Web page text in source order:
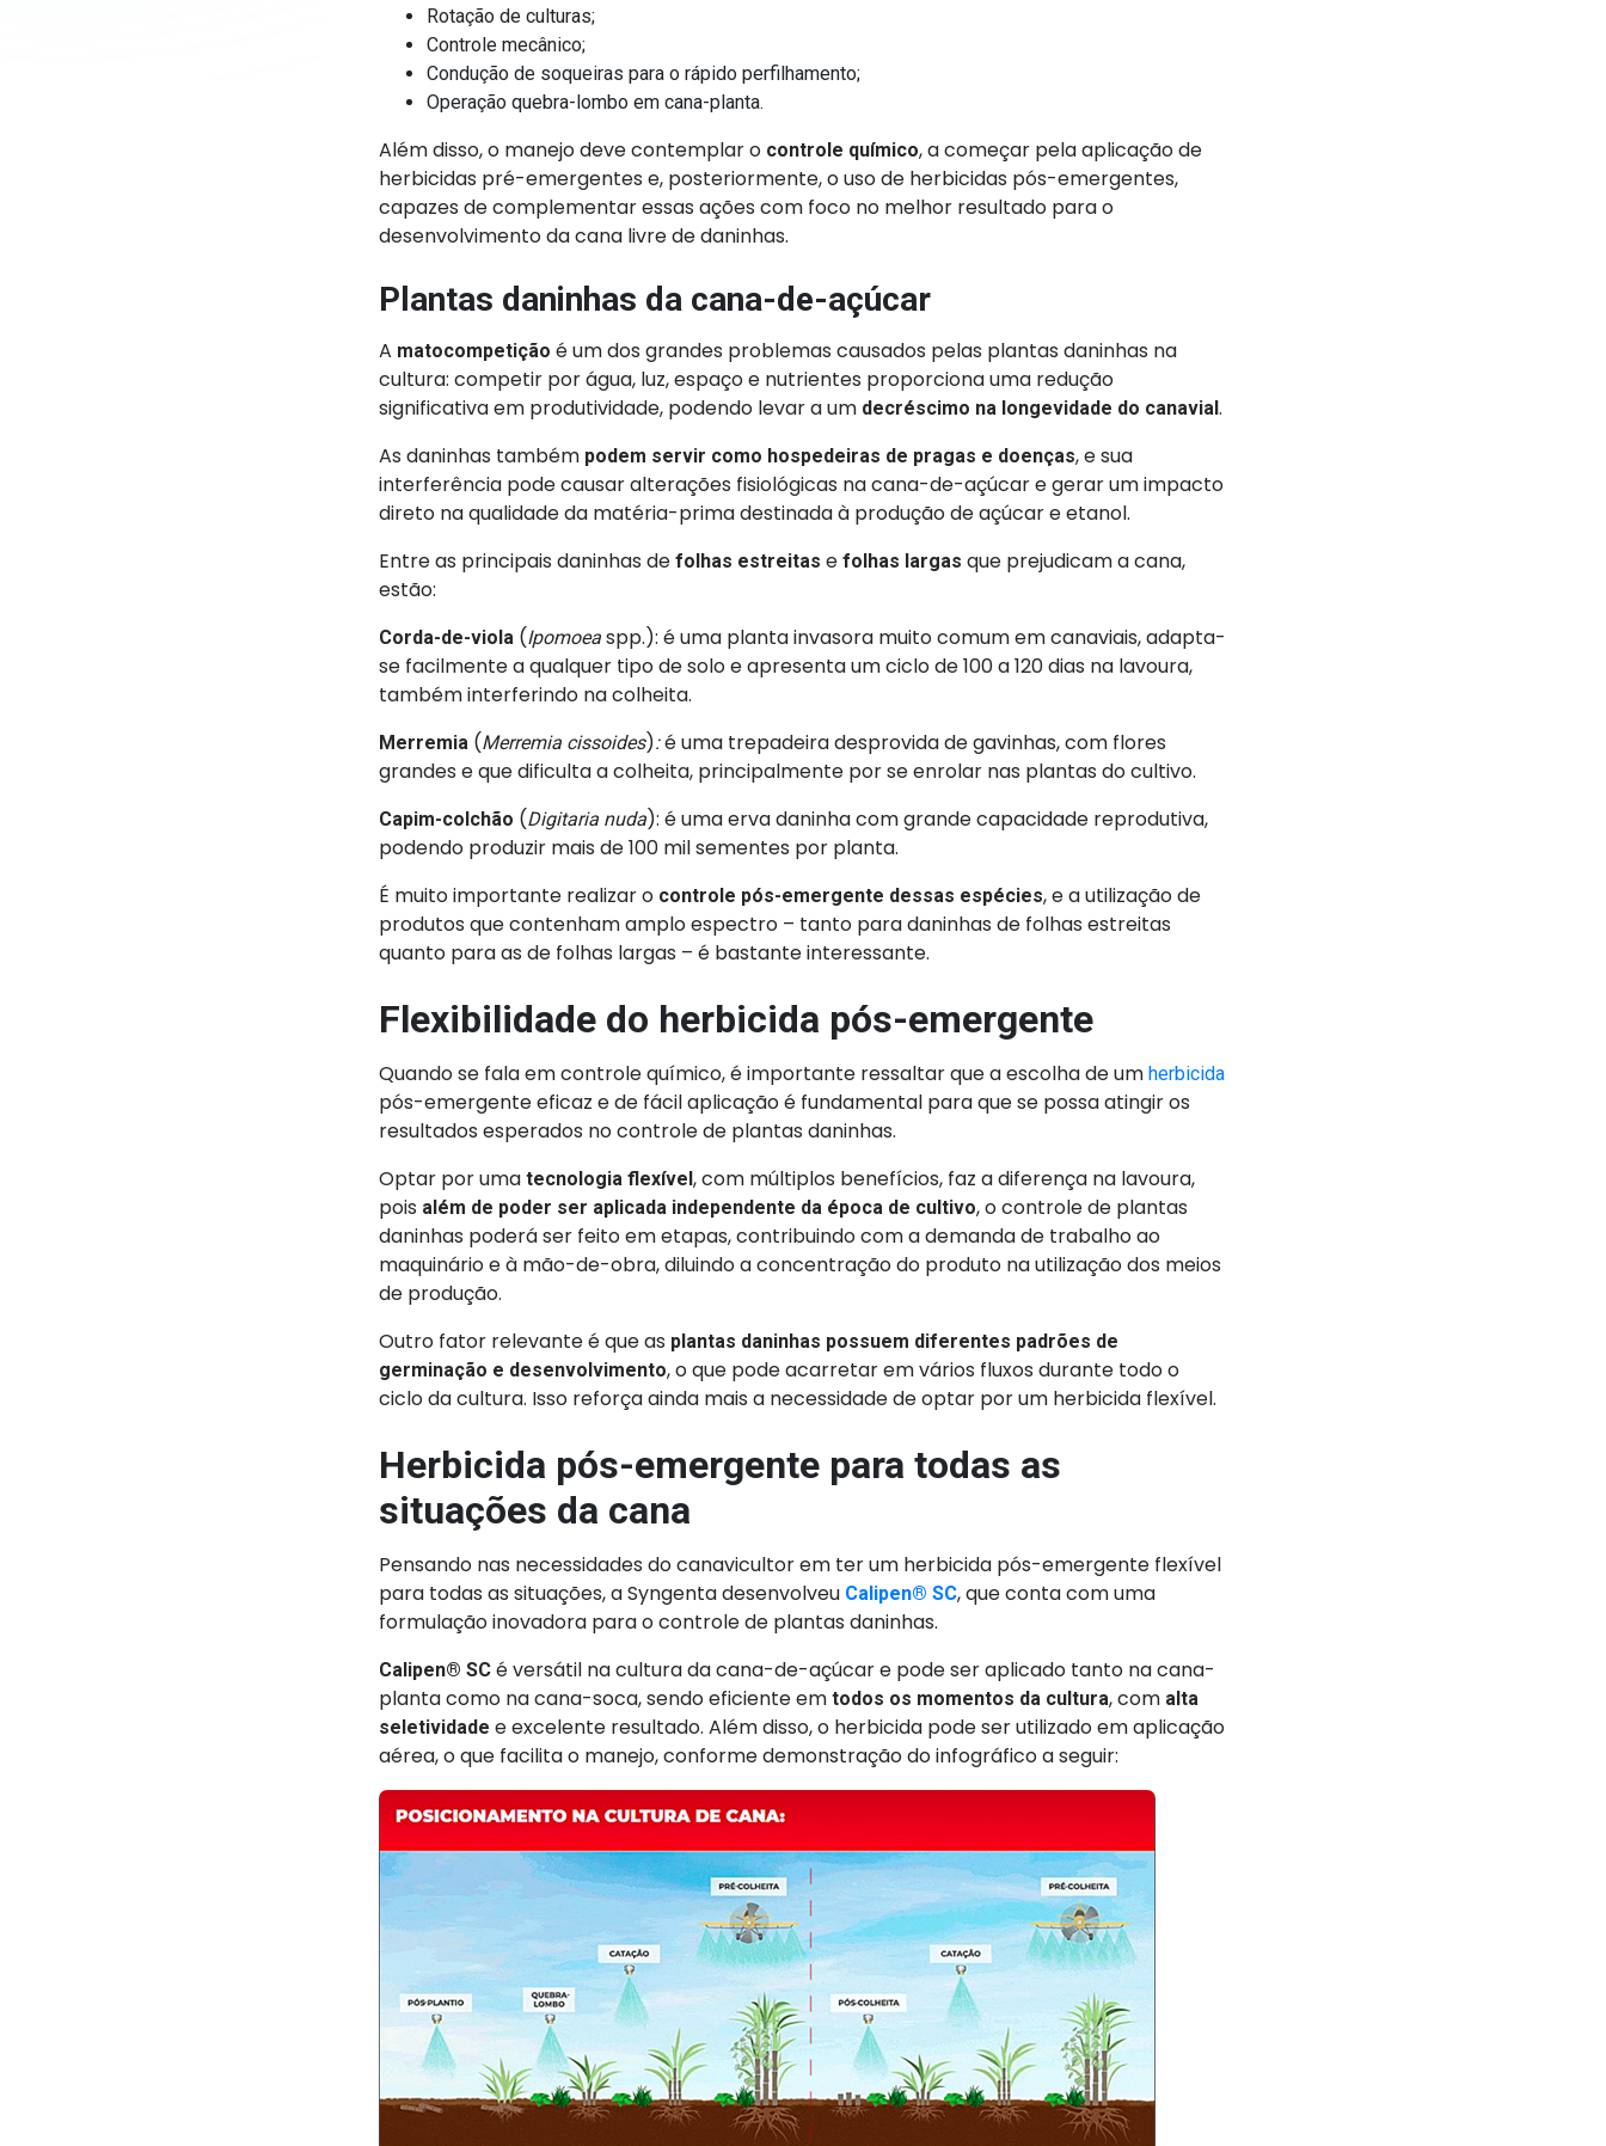
Rotação de culturas;
Controle mecânico;
Condução de soqueiras para o rápido perfilhamento;
Operação quebra-lombo em cana-planta.
Além disso, o manejo deve contemplar o controle químico, a começar pela aplicação de
herbicidas pré-emergentes e, posteriormente, o uso de herbicidas pós-emergentes,
capazes de complementar essas ações com foco no melhor resultado para o
desenvolvimento da cana livre de daninhas.
Plantas daninhas da cana-de-açúcar
A matocompetição é um dos grandes problemas causados pelas plantas daninhas na
cultura: competir por água, luz, espaço e nutrientes proporciona uma redução
significativa em produtividade, podendo levar a um decréscimo na longevidade do canavial.
As daninhas também podem servir como hospedeiras de pragas e doenças, e sua
interferência pode causar alterações fisiológicas na cana-de-açúcar e gerar um impacto
direto na qualidade da matéria-prima destinada à produção de açúcar e etanol.
Entre as principais daninhas de folhas estreitas efolhas largas que prejudicam a cana,
estão:
Corda-de-viola (Ipomoea spp.): é uma planta invasora muito comum em canaviais, adapta-
se facilmente a qualquer tipo de solo e apresenta um ciclo de 100 a 120 dias na lavoura,
também interferindo na colheita.
Merremia (Merremia cissoides):é uma trepadeira desprovida de gavinhas, com flores
grandes e que dificulta a colheita, principalmente por se enrolar nas plantas do cultivo.
Capim-colchão (Digitaria nuda): é uma erva daninha com grande capacidade reprodutiva,
podendo produzir mais de 100 mil sementes por planta.
É muito importante realizar o controle pós-emergente dessas espécies, e a utilização de
produtos que contenham amplo espectro – tanto para daninhas de folhas estreitas
quanto para as de folhas largas – é bastante interessante.
Flexibilidade do herbicida pós-emergente
Quando se fala em controle químico, é importante ressaltar que a escolha de um herbicida
pós-emergente eficaz e de fácil aplicação é fundamental para que se possa atingir os
resultados esperados no controle de plantas daninhas.
Optar por uma tecnologia flexível, com múltiplos benefícios, faz a diferença na lavoura,
pois além de poder ser aplicada independente da época de cultivo, o controle de plantas
daninhas poderá ser feito em etapas, contribuindo com a demanda de trabalho ao
maquinário e à mão-de-obra, diluindo a concentração do produto na utilização dos meios
de produção.
Outro fator relevante é que as plantas daninhas possuem diferentes padrões de
germinação e desenvolvimento, o que pode acarretar em vários fluxos durante todo o
ciclo da cultura. Isso reforça ainda mais a necessidade de optar por um herbicida flexível.
Herbicida pós-emergente para todas as
situações da cana
Pensando nas necessidades do canavicultor em ter um herbicida pós-emergente flexível
para todas as situações, a Syngenta desenvolveu Calipen® SC, que conta com uma
formulação inovadora para o controle de plantas daninhas.
Calipen® SCé versátil na cultura da cana-de-açúcar e pode ser aplicado tanto na cana-
planta como na cana-soca, sendo eficiente em todos os momentos da cultura, com alta
seletividade e excelente resultado. Além disso, o herbicida pode ser utilizado em aplicação
aérea, o que facilita o manejo, conforme demonstração do infográfico a seguir: